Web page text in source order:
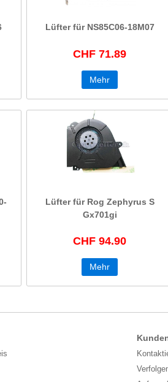
Lüfter für NS85C06-18M07
CHF 71.89
Mehr
Lüfter für Rog Zephyrus S
Gx701gi
CHF 94.90
Mehr